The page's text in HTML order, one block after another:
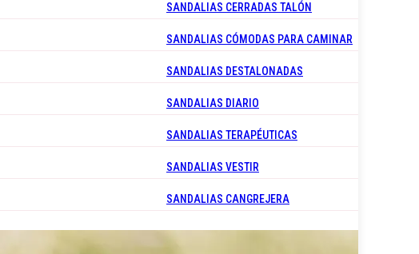
SANDALIAS CERRADAS TALÓN
SANDALIAS CÓMODAS PARA CAMINAR
SANDALIAS DESTALONADAS
SANDALIAS DIARIO
SANDALIAS TERAPÉUTICAS
SANDALIAS VESTIR
SANDALIAS CANGREJERA